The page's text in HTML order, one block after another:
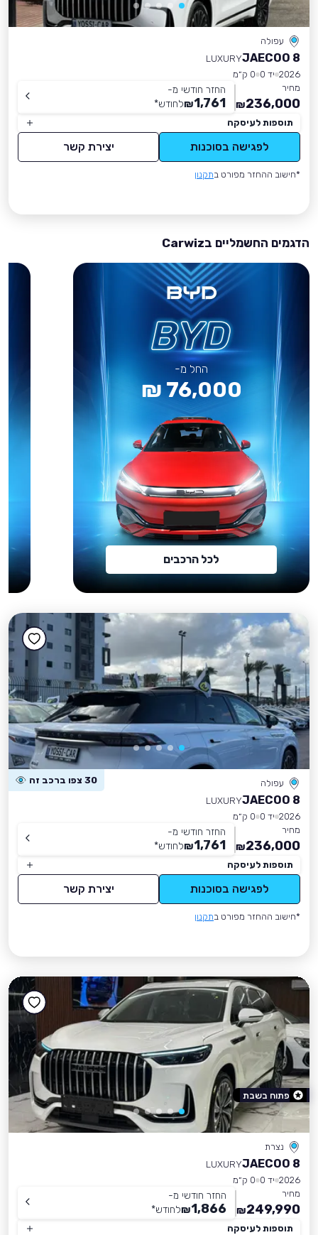
עפולה
JAECOO 8
LUXURY
2026 יד 0
0 ק״מ
מחיר
236,000
₪
החזר חודשי מ-
1,761
₪לחודש*
תוספות לעיסקה
לפגישה בסוכנות יצירת קשר
*חישוב ההחזר מפורט בתקנון
הדגמים החשמליים בCarwiz
החל מ-
76,000 ₪
לכל הרכבים
עפולה 30 צפו ברכב זה
JAECOO 8
LUXURY
2026 יד 0
0 ק״מ
מחיר
236,000
₪
החזר חודשי מ-
1,761
₪לחודש*
תוספות לעיסקה
לפגישה בסוכנות יצירת קשר
*חישוב ההחזר מפורט בתקנון
נצרת
JAECOO 8
LUXURY
2026 יד 0
0 ק״מ
מחיר
249,990
₪
החזר חודשי מ-
1,866
₪לחודש*
תוספות לעיסקה
פתוח בשבת